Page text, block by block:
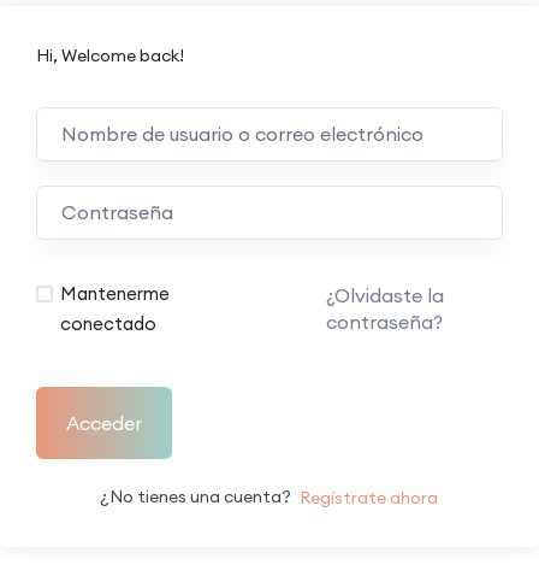
Hi, Welcome back!
Mantenerme
conectado
¿Olvidaste la
contraseña?
Acceder
¿No tienes una cuenta? Regístrate ahora